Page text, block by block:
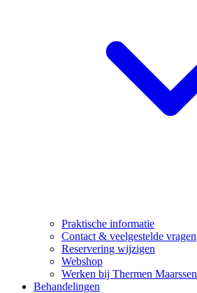
Praktische informatie
Contact & veelgestelde vragen
Reservering wijzigen
Webshop
Werken bij Thermen Maarssen
Behandelingen